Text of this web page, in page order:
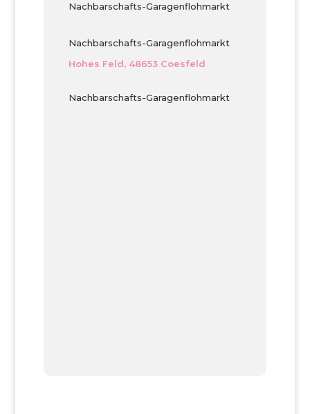
Nachbarschafts-Garagenflohmarkt
Nachbarschafts-Garagenflohmarkt
Hohes Feld, 48653 Coesfeld
Nachbarschafts-Garagenflohmarkt